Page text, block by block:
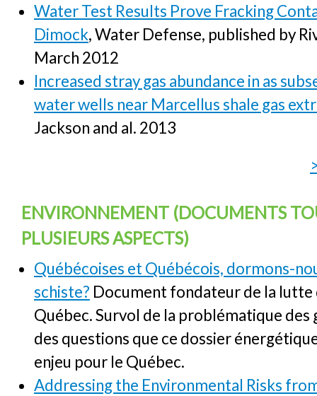
Water Test Results Prove Fracking
Dimock, Water Defense, published by
March 2012
Increased stray gas abundance in as
water wells near Marcellus shale gas
Jackson and al. 2013
ENVIRONNEMENT (DOCUMENTS
PLUSIEURS ASPECTS)
Québécoises et Québécois, dormons-
schiste? Document fondateur de la lutte
Québec. Survol de la problématique des
des questions que ce dossier
enjeu pour le Québec.
Addressing the Environmental Risks